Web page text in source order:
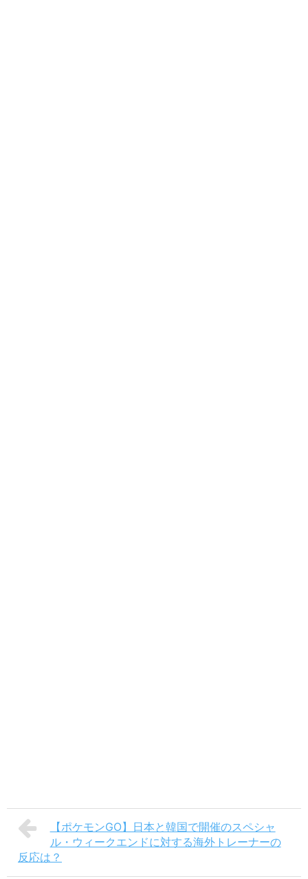
【ポケモンGO】日本と韓国で開催のスペシャ
ル・ウィークエンドに対する海外トレーナーの
反応は？